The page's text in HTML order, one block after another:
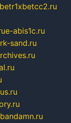
e-abis1c.ru
sand.ru
bandamn.ru